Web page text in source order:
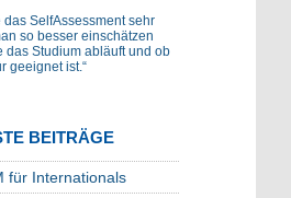
das SelfAssessment sehr
so besser einschätzen
das Studium abläuft und ob
geeignet ist.“
BEITRÄGE
für Internationals